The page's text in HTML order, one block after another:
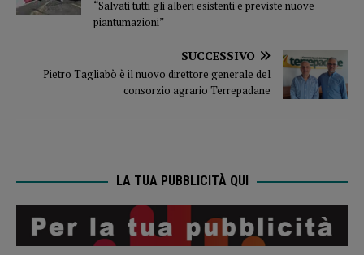
“Salvati tutti gli alberi esistenti e previste nuove
piantumazioni”
SUCCESSIVO
Pietro Tagliabò è il nuovo direttore generale del
consorzio agrario Terrepadane
LA TUA PUBBLICITÀ QUI